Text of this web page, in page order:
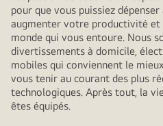
pour que vous puissiez
augmenter votre productivité et
monde qui vous entoure. Nous
divertissements à domicile,
mobiles qui conviennent le
vous tenir au courant des plus
technologiques. Après tout, la
êtes équipés.